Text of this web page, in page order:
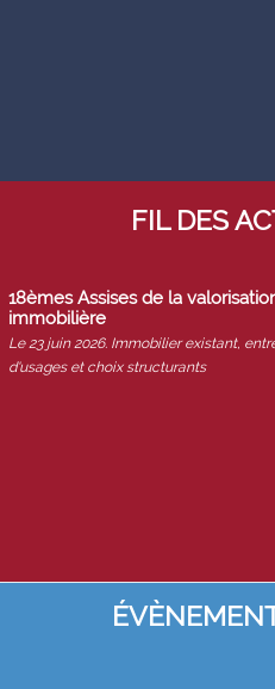
FIL DES
18èmes Assises de la
immobilière
Le 23 juin 2026. Immobilier existant,
d'usages et choix structurants